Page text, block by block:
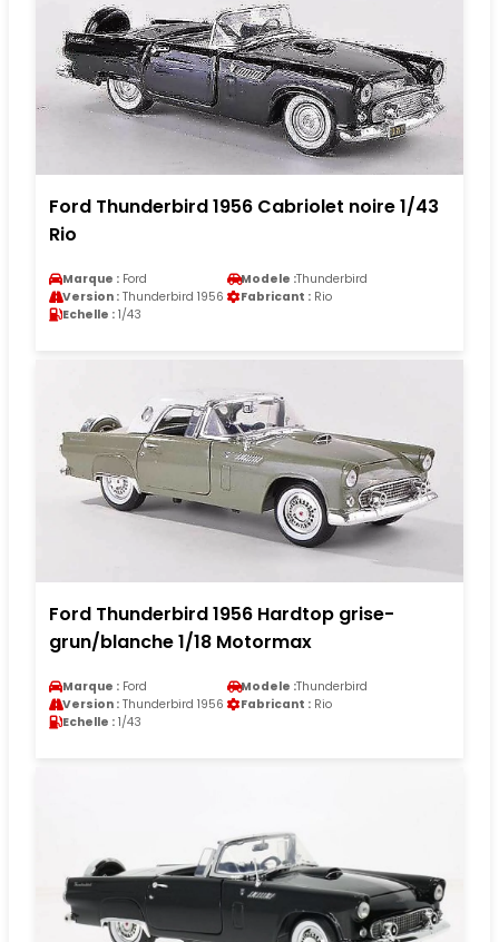
Ford Thunderbird 1956 Cabriolet noire 1/43
Rio
Marque : Ford Modele :Thunderbird
Version : Thunderbird 1956 Fabricant : Rio
Echelle : 1/43
Ford Thunderbird 1956 Hardtop grise-
grun/blanche 1/18 Motormax
Marque : Ford Modele :Thunderbird
Version : Thunderbird 1956 Fabricant : Rio
Echelle : 1/43